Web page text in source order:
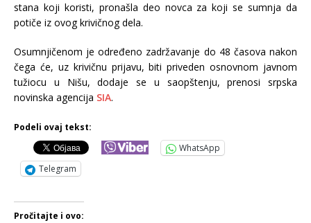
stana koji koristi, pronašla deo novca za koji se sumnja da
potiče iz ovog krivičnog dela.
Osumnjičenom je određeno zadržavanje do 48 časova nakon
čega će, uz krivičnu prijavu, biti priveden osnovnom javnom
tužiocu u Nišu, dodaje se u saopštenju, prenosi srpska
novinska agencija SIA.
Podeli ovaj tekst:
WhatsApp
Telegram
Pročitajte i ovo: